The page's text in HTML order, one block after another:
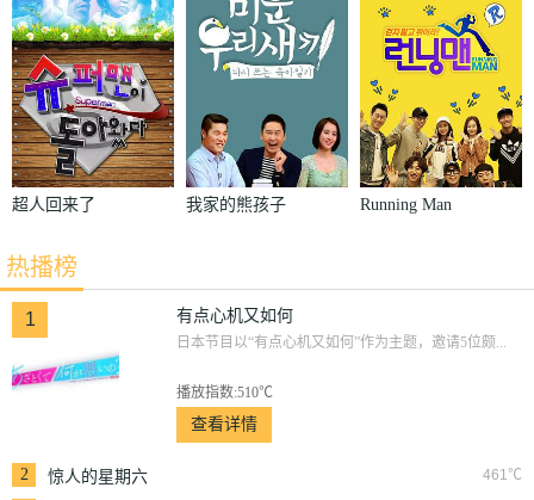
超人回来了 我家的熊孩子 Running Man
热播榜
1 有点心机又如何
日本节目以“有点心机又如何”作为主题，邀请5位颇...
播放指数:510℃
查看详情
2 461℃
惊人的星期六